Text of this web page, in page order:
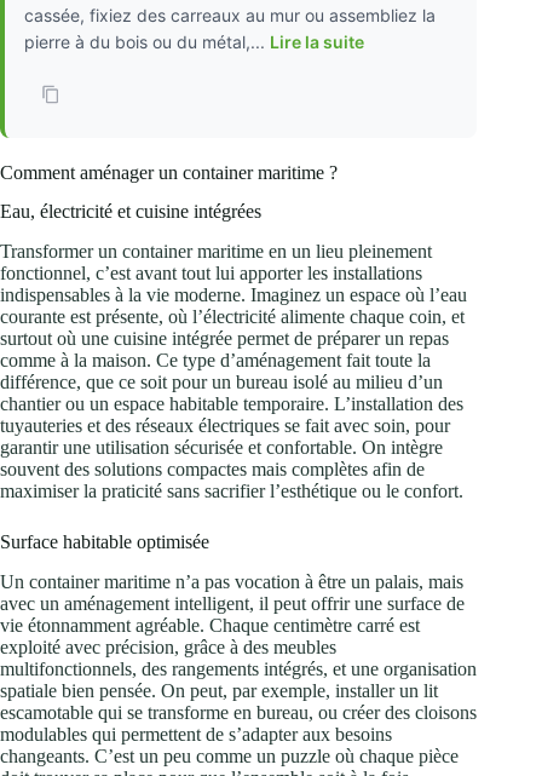
cassée, fixiez des carreaux au mur ou assembliez la
pierre à du bois ou du métal,... Lire la suite
Comment aménager un container maritime ?
Eau, électricité et cuisine intégrées
Transformer un container maritime en un lieu pleinement
fonctionnel, c’est avant tout lui apporter les installations
indispensables à la vie moderne. Imaginez un espace où l’eau
courante est présente, où l’électricité alimente chaque coin, et
surtout où une cuisine intégrée permet de préparer un repas
comme à la maison. Ce type d’aménagement fait toute la
différence, que ce soit pour un bureau isolé au milieu d’un
chantier ou un espace habitable temporaire. L’installation des
tuyauteries et des réseaux électriques se fait avec soin, pour
garantir une utilisation sécurisée et confortable. On intègre
souvent des solutions compactes mais complètes afin de
maximiser la praticité sans sacrifier l’esthétique ou le confort.
Surface habitable optimisée
Un container maritime n’a pas vocation à être un palais, mais
avec un aménagement intelligent, il peut offrir une surface de
vie étonnamment agréable. Chaque centimètre carré est
exploité avec précision, grâce à des meubles
multifonctionnels, des rangements intégrés, et une organisation
spatiale bien pensée. On peut, par exemple, installer un lit
escamotable qui se transforme en bureau, ou créer des cloisons
modulables qui permettent de s’adapter aux besoins
changeants. C’est un peu comme un puzzle où chaque pièce